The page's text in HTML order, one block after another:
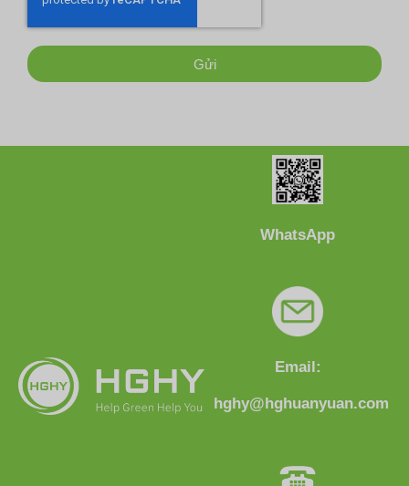
Gửi
WhatsApp
Email:
hghy@hghuanyuan.com